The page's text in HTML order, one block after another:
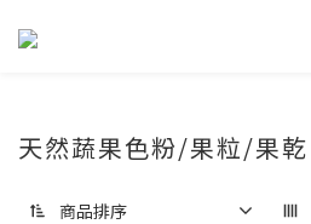
天然蔬果色粉/果粒/果乾
商品排序